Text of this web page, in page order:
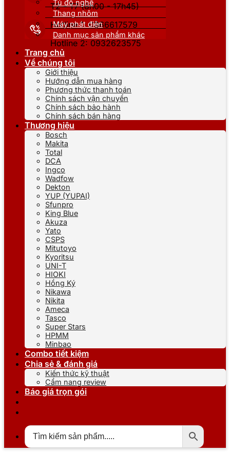
T2 - T7 (8h00 - 17h45)
Hotline 1: 0866617579
Hotline 2: 0932623575
Tủ đồ nghề
Thang nhôm
Máy phát điện
Danh mục sản phẩm khác
Trang chủ
Về chúng tôi
Giới thiệu
Hướng dẫn mua hàng
Phương thức thanh toán
Chính sách vận chuyển
Chính sách bảo hành
Chính sách bán hàng
Thương hiệu
Bosch
Makita
Total
DCA
Ingco
Wadfow
Dekton
YUP (YUPAI)
Sfunpro
King Blue
Akuza
Yato
CSPS
Mitutoyo
Kyoritsu
UNI-T
HIOKI
Hồng Ký
Nikawa
Nikita
Ameca
Tasco
Super Stars
HPMM
Minbao
Combo tiết kiệm
Chia sẻ & đánh giá
Kiến thức kỹ thuật
Cẩm nang review
Báo giá trọn gói